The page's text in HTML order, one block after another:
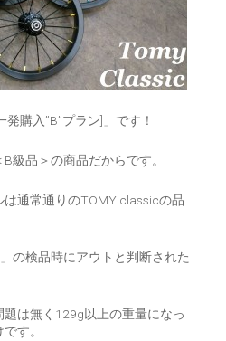
購入”B”プラン]」です！
級品＞の商品だからです。
通常通りのTOMY classicの品
の検品時にアウトと判断された
は無く129g以上の重量になっ
す。